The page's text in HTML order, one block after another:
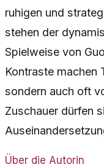
ruhigen und
stehen der
Spielweise von
Kontraste machen
sondern auch oft
Zuschauer dürfen
Über die Autorin